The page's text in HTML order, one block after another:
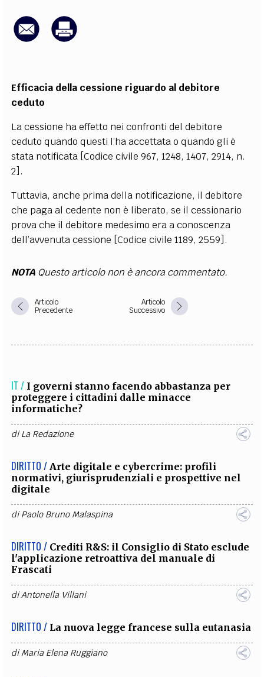
CODICI RUBRICHE
Efficacia della cessione riguardo al debitore
ceduto
La cessione ha effetto nei confronti del debitore
ceduto quando questi l’ha accettata o quando gli è
stata notificata [Codice civile 967, 1248, 1407, 2914, n.
2].
Tuttavia, anche prima della notificazione, il debitore
che paga al cedente non è liberato, se il cessionario
prova che il debitore medesimo era a conoscenza
dell’avvenuta cessione [Codice civile 1189, 2559].
NOTA Questo articolo non è ancora commentato.
Articolo
Precedente
Articolo
Successivo
IT / I governi stanno facendo abbastanza per
proteggere i cittadini dalle minacce
informatiche?
diLa Redazione
DIRITTO / Arte digitale e cybercrime: profili
normativi, giurisprudenziali e prospettive nel
digitale
diPaolo Bruno Malaspina
DIRITTO / Crediti R&S: il Consiglio di Stato esclude
l'applicazione retroattiva del manuale di
Frascati
diAntonella Villani
DIRITTO / La nuova legge francese sulla eutanasia
diMaria Elena Ruggiano